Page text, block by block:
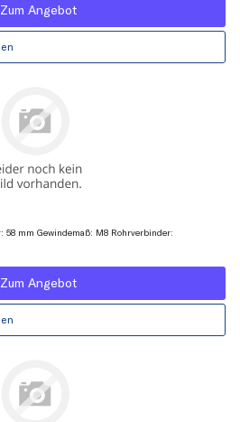
Zum Angebot
mm Gewindemaß: M8 Rohrverbinder:
Zum Angebot